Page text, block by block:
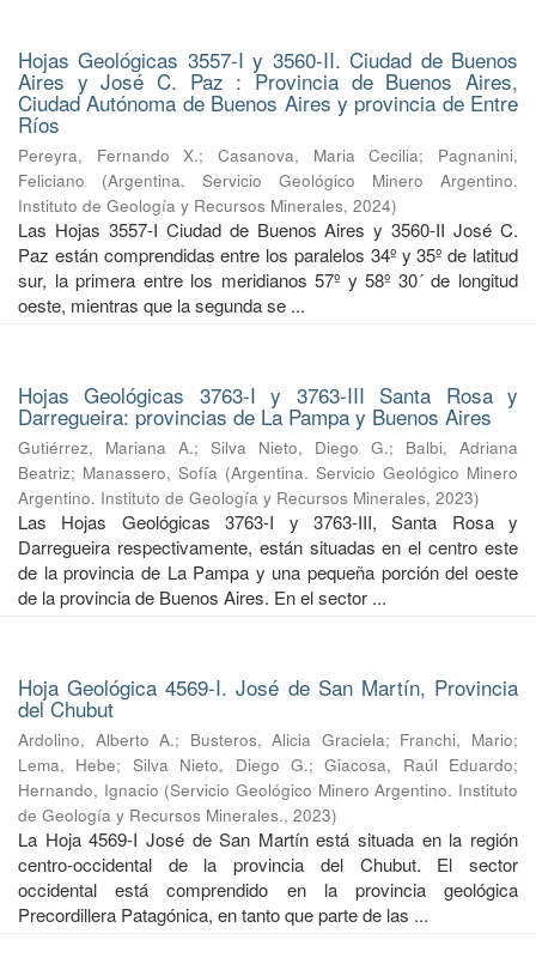
Hojas Geológicas 3557-I y 3560-II. Ciudad de Buenos
Aires y José C. Paz : Provincia de Buenos Aires,
Ciudad Autónoma de Buenos Aires y provincia de Entre
Ríos
Pereyra, Fernando X.;Casanova, Maria Cecilia; Pagnanini,
Feliciano
(Argentina. Servicio Geológico Minero Argentino.
Instituto de Geología y Recursos Minerales, 2024)
Las Hojas 3557-I Ciudad de Buenos Aires y 3560-II José C.
Paz están comprendidas entre los paralelos 34º y 35º de latitud
sur, la primera entre los meridianos 57º y 58º 30´ de longitud
oeste, mientras que la segunda se ...
Hojas Geológicas 3763-I y 3763-III Santa Rosa y
Darregueira: provincias de La Pampa y Buenos Aires
Gutiérrez, Mariana A.; Silva Nieto, Diego G.; Balbi, Adriana
Beatriz; Manassero, Sofía (Argentina. Servicio Geológico Minero
Argentino. Instituto de Geología y Recursos Minerales, 2023)
Las Hojas Geológicas 3763-I y 3763-III, Santa Rosa y
Darregueira respectivamente, están situadas en el centro este
de la provincia de La Pampa y una pequeña porción del oeste
de la provincia de Buenos Aires. En el sector ...
Hoja Geológica 4569-I. José de San Martín, Provincia
del Chubut
Ardolino, Alberto A.; Busteros, Alicia Graciela; Franchi, Mario;
Lema, Hebe; Silva Nieto, Diego G.;Giacosa, Raúl Eduardo;
Hernando, Ignacio (Servicio Geológico Minero Argentino. Instituto
de Geología y Recursos Minerales., 2023)
La Hoja 4569-I José de San Martín está situada en la región
centro-occidental de la provincia del Chubut. El sector
occidental está comprendido en la provincia geológica
Precordillera Patagónica, en tanto que parte de las ...